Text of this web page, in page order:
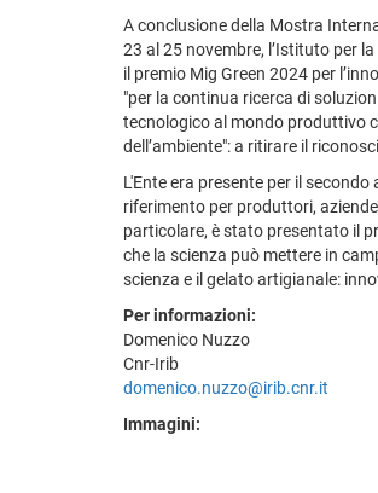
A conclusione della Mostra
23 al 25 novembre, l’Istituto per
il premio Mig Green 2024 per
"per la continua ricerca di
tecnologico al mondo produttivo
dell’ambiente": a ritirare il
L'Ente era presente per il
riferimento per produttori,
particolare, è stato presentato il
che la scienza può mettere in
scienza e il gelato artigianale:
Per informazioni:
Domenico Nuzzo
Cnr-Irib
domenico.nuzzo@irib.cnr.it
Immagini: